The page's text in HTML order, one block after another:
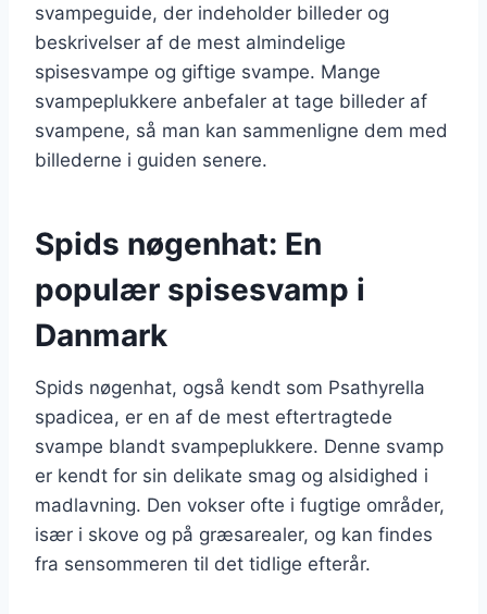
svampeguide, der indeholder billeder og
beskrivelser af de mest almindelige
spisesvampe og giftige svampe. Mange
svampeplukkere anbefaler at tage billeder af
svampene, så man kan sammenligne dem med
billederne i guiden senere.
Spids nøgenhat: En
populær spisesvamp i
Danmark
Spids nøgenhat, også kendt som Psathyrella
spadicea, er en af de mest eftertragtede
svampe blandt svampeplukkere. Denne svamp
er kendt for sin delikate smag og alsidighed i
madlavning. Den vokser ofte i fugtige områder,
især i skove og på græsarealer, og kan findes
fra sensommeren til det tidlige efterår.